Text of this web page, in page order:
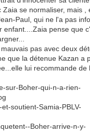
Zaia se normaliser, mais ,
Paul, qui ne l'a pas
enfant....Zaia pense que
pas avec deux
que la détenue Kazan a
lui recommande de